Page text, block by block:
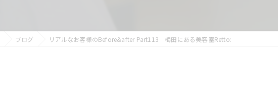
ブログ リアルなお客様のBefore&after Part113｜梅田にある美容室Retto: